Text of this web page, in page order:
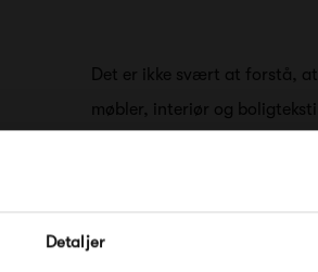
Detaljer
Det er ikke svært at forstå,
møbler, interiør og
2002 og lanceret i 2003 til
møbelmesser. Siden er det
Der er et klart fokus på at
FÅ 10% PÅ DIN NÆSTE